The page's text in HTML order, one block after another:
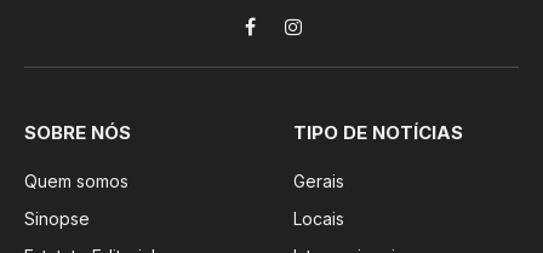
FacebookInstagram
SOBRE NÓS
Quem somos
Sinopse
TIPO DE NOTÍCIAS
Gerais
Locais